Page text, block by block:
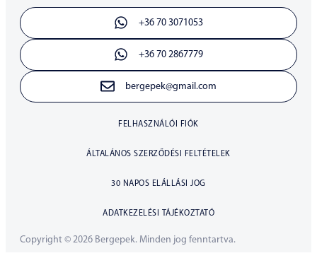
+36 70 3071053
+36 70 2867779
bergepek@gmail.com
FELHASZNÁLÓI FIÓK
ÁLTALÁNOS SZERZŐDÉSI FELTÉTELEK
30 NAPOS ELÁLLÁSI JOG
ADATKEZELÉSI TÁJÉKOZTATÓ
Copyright © 2026 Bergepek. Minden jog fenntartva.